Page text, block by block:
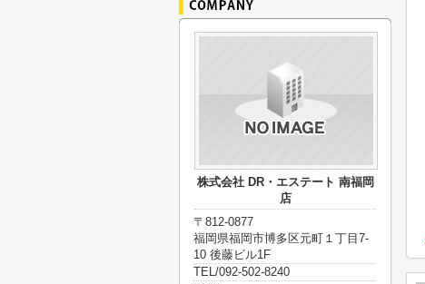
株式会社 DR・エステート 南福岡
店
〒812-0877
福岡県福岡市博多区元町１丁目7-
10 後藤ビル1F
TEL/092-502-8240